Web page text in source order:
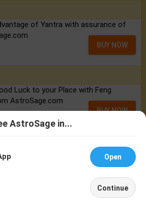
of Yantra with assurance of
BUY NOW
Luck to your Place with Feng
AstroSage.com
BUY NOW
Rudraksh with assurance of
BUY NOW
AstroSage in...
Open
Continue
Astrologer
Account